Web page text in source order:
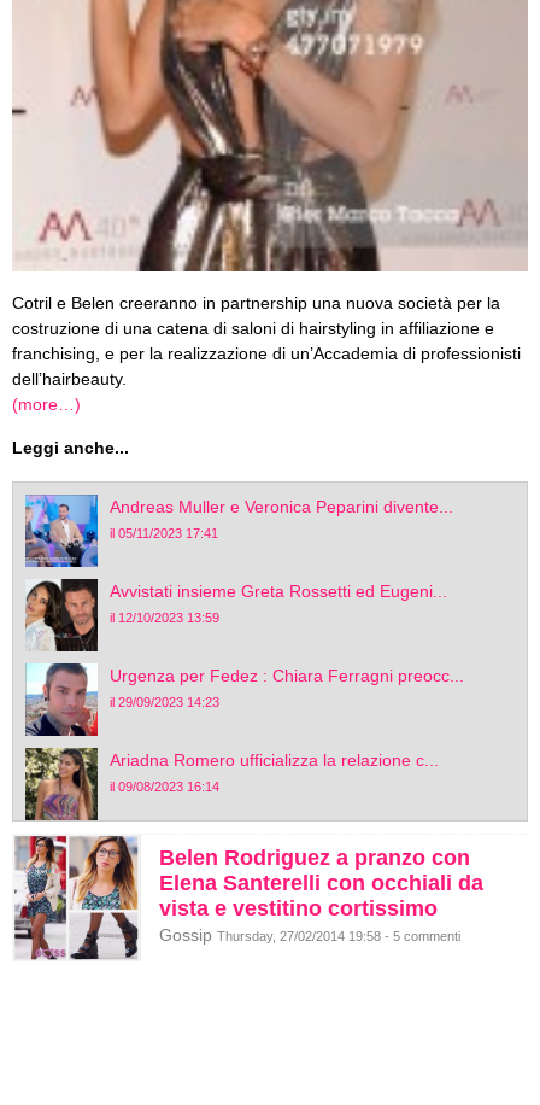
Cotril e Belen creeranno in partnership una nuova società per la
costruzione di una catena di saloni di hairstyling in affiliazione e
franchising, e per la realizzazione di un’Accademia di professionisti
dell’hairbeauty.
(more…)
Leggi anche...
Andreas Muller e Veronica Peparini divente...
il 05/11/2023 17:41
Avvistati insieme Greta Rossetti ed Eugeni...
il 12/10/2023 13:59
Urgenza per Fedez : Chiara Ferragni preocc...
il 29/09/2023 14:23
Ariadna Romero ufficializza la relazione c...
il 09/08/2023 16:14
Belen Rodriguez a pranzo con
Elena Santerelli con occhiali da
vista e vestitino cortissimo
Gossip Thursday, 27/02/2014 19:58 - 5 commenti